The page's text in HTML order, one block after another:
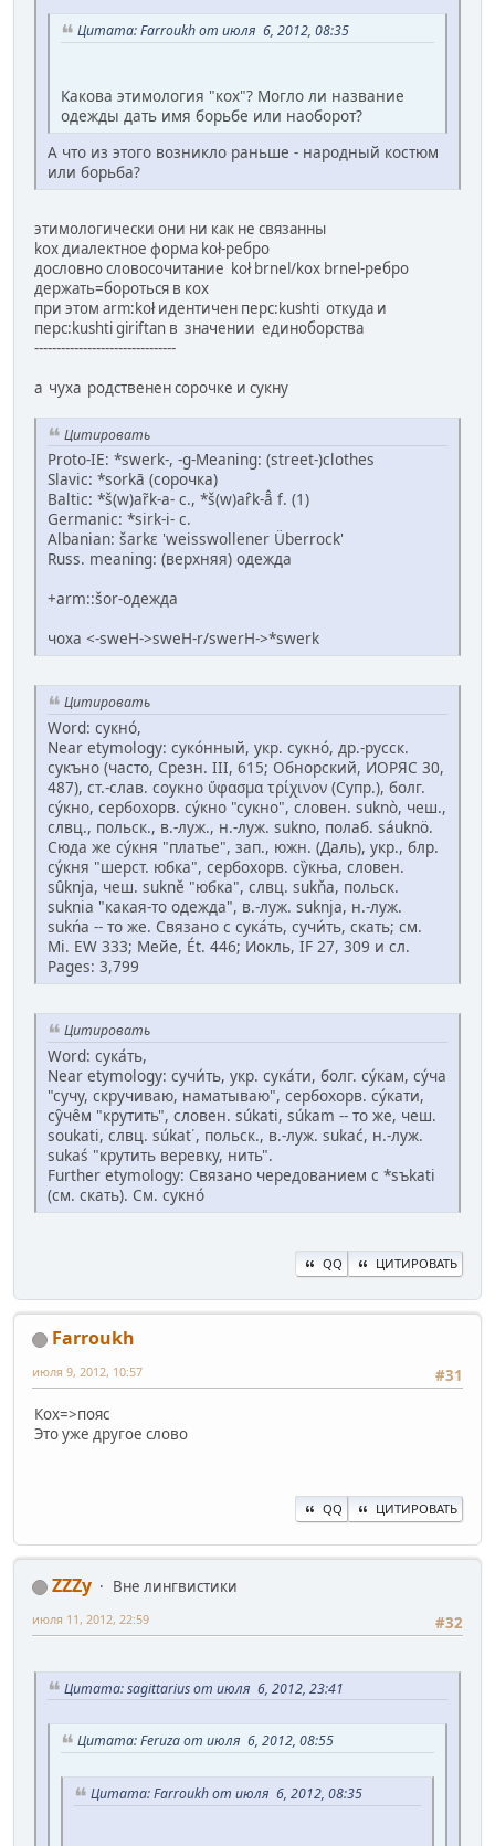
Цитата: Farroukh от июля 6, 2012, 08:35
Какова этимология "кох"? Могло ли название
одежды дать имя борьбе или наоборот?
А что из этого возникло раньше - народный костюм
или борьба?
этимологически они ни как не связанны
kox диалектное форма koł-ребро
дословно словосочитание koł brnel/kox brnel-ребро
держать=бороться в кох
при этом arm:koł идентичен перс:kushti откуда и
перс:kushti giriftan в значении единоборства
--------------------------------
а чуха родственен сорочке и сукну
Цитировать
Proto-IE: *swerk-, -g-Meaning: (street-)clothes
Slavic: *sorkā (сорочка)
Baltic: *š(w)ar̃k-a- c., *š(w)ar̂k-ā̂ f. (1)
Germanic: *sirk-i- c.
Albanian: šarkɛ 'weisswollener Überrock'
Russ. meaning: (верхняя) одежда
+arm::šоr-oдежда
чоха <-sweH->sweH-r/swerH->*swerk
Цитировать
Word: сукно́,
Near etymology: суко́нный, укр. сукно́, др.-русск.
сукъно (часто, Срезн. III, 615; Обнорский, ИОРЯС 30,
487), ст.-слав. соукно ὕφασμα τρίχινον (Супр.), болг.
су́кно, сербохорв. су́кно "сукно", словен. suknò, чеш.,
слвц., польск., в.-луж., н.-луж. sukno, полаб. sáuknö.
Сюда же су́кня "платье", зап., южн. (Даль), укр., блр.
су́кня "шерст. юбка", сербохорв. су̏кња, словен.
sȗknja, чеш. sukně "юбка", слвц. sukňa, польск.
sukniа "какая-то одежда", в.-луж. suknja, н.-луж.
sukńа -- то же. Связано с сука́ть, сучи́ть, скать; см.
Мi. ЕW 333; Мейе, Ét. 446; Иокль, IF 27, 309 и сл.
Pages: 3,799
Цитировать
Word: сука́ть,
Near etymology: сучи́ть, укр. сука́ти, болг. су́кам, су́ча
"сучу, скручиваю, наматываю", сербохорв. су́кати,
су̑че̑м "крутить", словен. súkati, súkam -- то же, чеш.
soukati, слвц. súkаt᾽, польск., в.-луж. sukać, н.-луж.
sukaś "крутить веревку, нить".
Further etymology: Связано чередованием с *sъkati
(см. скать). См. сукно́
QQ ЦИТИРОВАТЬ
Farroukh
#31
июля 9, 2012, 10:57
Кох=>пояс
Это уже другое слово
QQ ЦИТИРОВАТЬ
ZZZy
Вне лингвистики
#32
июля 11, 2012, 22:59
Цитата: sagittarius от июля 6, 2012, 23:41
Цитата: Feruza от июля 6, 2012, 08:55
Цитата: Farroukh от июля 6, 2012, 08:35